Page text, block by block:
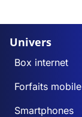
Univers
Box internet
Forfaits mobile
Smartphones